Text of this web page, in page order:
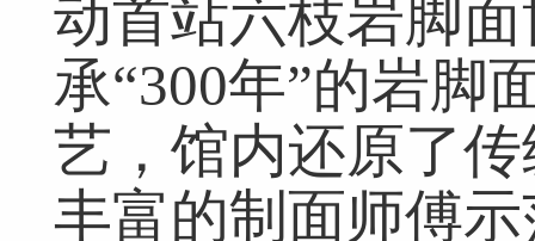
动首站六枝岩脚
承“300年”的岩脚
艺，馆内还原了
丰富的制面师傅